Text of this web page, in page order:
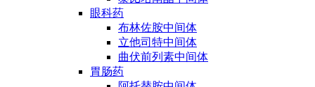
眼科药
布林佐胺中间体
立他司特中间体
曲伏前列素中间体
胃肠药